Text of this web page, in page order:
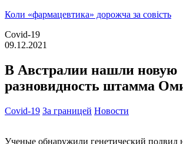
Коли «фармацевтика» дорожча за совість
Covid-19
09.12.2021
В Австралии нашли новую
разновидность штамма
Covid-19 За границей Новости
Ученые обнаружили генетический подвид